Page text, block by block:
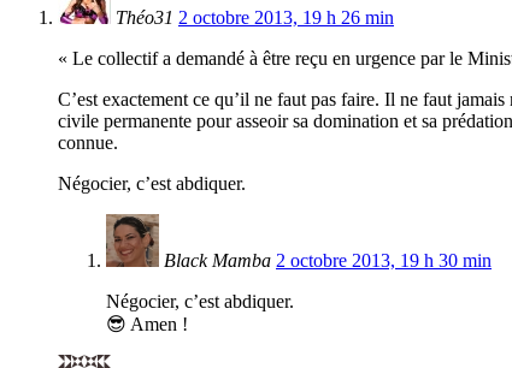
Théo31 2 octobre 2013, 19 h 26 min
« Le collectif a demandé à être reçu en urgence par le
C’est exactement ce qu’il ne faut pas faire. Il ne faut
civile permanente pour asseoir sa domination et sa
connue.
Négocier, c’est abdiquer.
Black Mamba 2 octobre 2013, 19 h 30 min
Négocier, c’est abdiquer.
😎 Amen !